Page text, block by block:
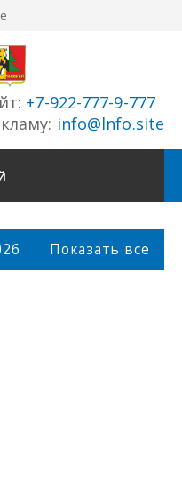
+7-922-777-9-777
info@lnfo.site
Показать все